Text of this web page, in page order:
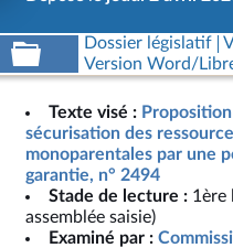
Dossier législatif
Version Word/
Texte visé :
sécurisation des
monoparentales par une
garantie, n° 2494
Stade de lecture : 1ère
assemblée saisie)
Examiné par :